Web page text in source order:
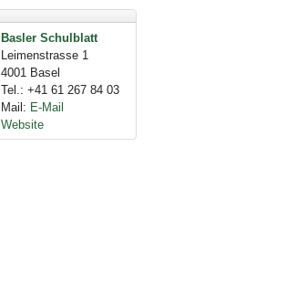
Basler Schulblatt
Leimenstrasse 1
4001 Basel
Tel. : +41 61 267 84 03
Mail: E-Mail
Website